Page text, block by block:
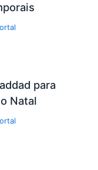
para
Natal